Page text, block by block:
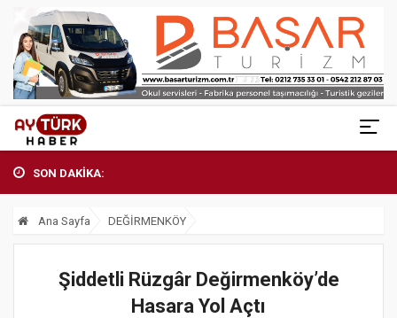
SON DAKİKA:
Ana Sayfa DEĞİRMENKÖY
Şiddetli Rüzgâr Değirmenköy’de
Hasara Yol Açtı